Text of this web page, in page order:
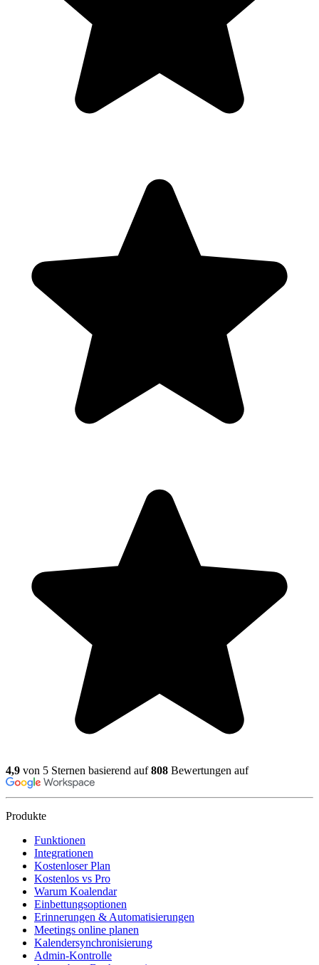
4,9 von 5 Sternen basierend auf808 Bewertungen auf
Produkte
Funktionen
Integrationen
Kostenloser Plan
Kostenlos vs Pro
Warum Koalendar
Einbettungsoptionen
Erinnerungen & Automatisierungen
Meetings online planen
Kalendersynchronisierung
Admin-Kontrolle